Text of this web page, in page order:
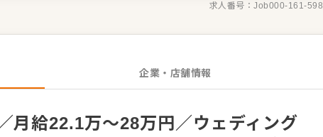
求人番号：Job000-161-598
企業・店舗情報
月給22.1万～28万円／ウェディング